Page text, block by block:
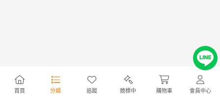
首頁 分類 追蹤 競標中 購物車 會員中心